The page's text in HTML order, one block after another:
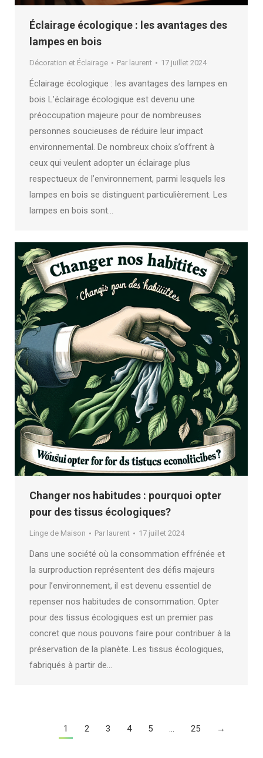
Éclairage écologique : les avantages des
lampes en bois
Décoration et Éclairage Par laurent 17 juillet 2024
Éclairage écologique : les avantages des lampes en
bois L’éclairage écologique est devenu une
préoccupation majeure pour de nombreuses
personnes soucieuses de réduire leur impact
environnemental. De nombreux choix s’offrent à
ceux qui veulent adopter un éclairage plus
respectueux de l’environnement, parmi lesquels les
lampes en bois se distinguent particulièrement. Les
lampes en bois sont…
Changer nos habitudes : pourquoi opter
pour des tissus écologiques?
Linge de Maison Par laurent 17 juillet 2024
Dans une société où la consommation effrénée et
la surproduction représentent des défis majeurs
pour l’environnement, il est devenu essentiel de
repenser nos habitudes de consommation. Opter
pour des tissus écologiques est un premier pas
concret que nous pouvons faire pour contribuer à la
préservation de la planète. Les tissus écologiques,
fabriqués à partir de…
1 2 3 4 5 … 25 →